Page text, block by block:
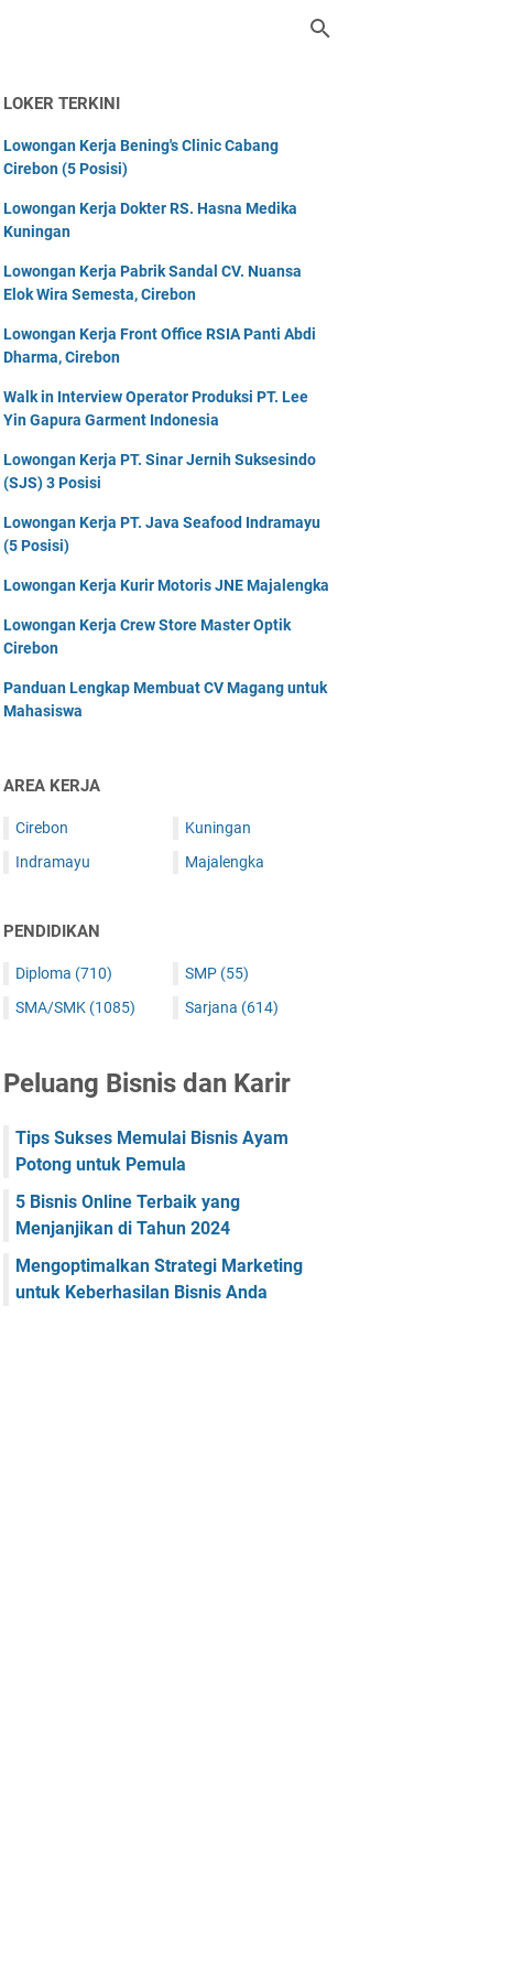
LOKER TERKINI
Lowongan Kerja Bening's Clinic Cabang
Cirebon (5 Posisi)
Lowongan Kerja Dokter RS. Hasna Medika
Kuningan
Lowongan Kerja Pabrik Sandal CV. Nuansa
Elok Wira Semesta, Cirebon
Lowongan Kerja Front Office RSIA Panti Abdi
Dharma, Cirebon
Walk in Interview Operator Produksi PT. Lee
Yin Gapura Garment Indonesia
Lowongan Kerja PT. Sinar Jernih Suksesindo
(SJS) 3 Posisi
Lowongan Kerja PT. Java Seafood Indramayu
(5 Posisi)
Lowongan Kerja Kurir Motoris JNE Majalengka
Lowongan Kerja Crew Store Master Optik
Cirebon
Panduan Lengkap Membuat CV Magang untuk
Mahasiswa
AREA KERJA
Cirebon
Indramayu
Kuningan
Majalengka
PENDIDIKAN
Diploma (710)
SMA/SMK (1085)
SMP (55)
Sarjana (614)
Peluang Bisnis dan Karir
Tips Sukses Memulai Bisnis Ayam
Potong untuk Pemula
5 Bisnis Online Terbaik yang
Menjanjikan di Tahun 2024
Mengoptimalkan Strategi Marketing
untuk Keberhasilan Bisnis Anda